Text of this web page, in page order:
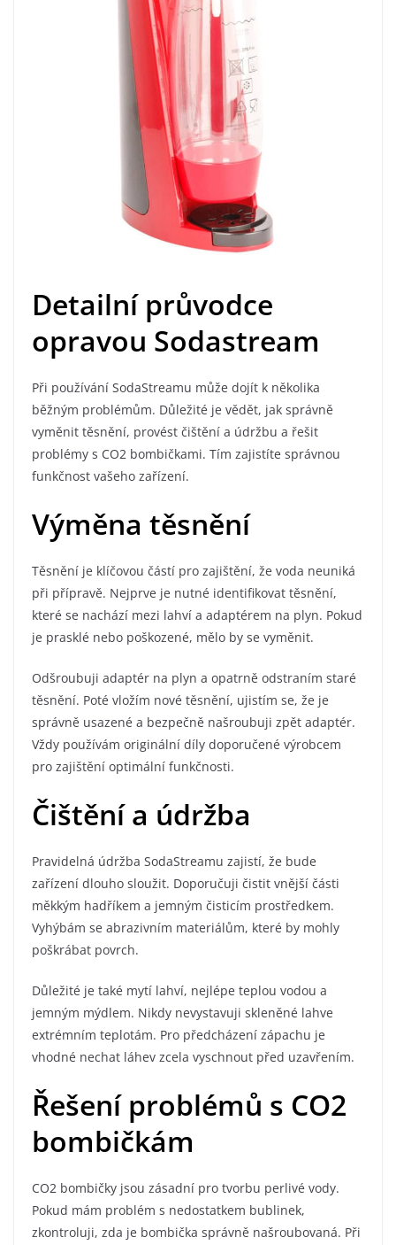
Detailní průvodce
opravou Sodastream
Při používání SodaStreamu může dojít k několika
běžným problémům. Důležité je vědět, jak správně
vyměnit těsnění, provést čištění a údržbu a řešit
problémy s CO2 bombičkami. Tím zajistíte správnou
funkčnost vašeho zařízení.
Výměna těsnění
Těsnění je klíčovou částí pro zajištění, že voda neuniká
při přípravě. Nejprve je nutné identifikovat těsnění,
které se nachází mezi lahví a adaptérem na plyn. Pokud
je prasklé nebo poškozené, mělo by se vyměnit.
Odšroubuji adaptér na plyn a opatrně odstraním staré
těsnění. Poté vložím nové těsnění, ujistím se, že je
správně usazené a bezpečně našroubuji zpět adaptér.
Vždy používám originální díly doporučené výrobcem
pro zajištění optimální funkčnosti.
Čištění a údržba
Pravidelná údržba SodaStreamu zajistí, že bude
zařízení dlouho sloužit. Doporučuji čistit vnější části
měkkým hadříkem a jemným čisticím prostředkem.
Vyhýbám se abrazivním materiálům, které by mohly
poškrábat povrch.
Důležité je také mytí lahví, nejlépe teplou vodou a
jemným mýdlem. Nikdy nevystavuji skleněné lahve
extrémním teplotám. Pro předcházení zápachu je
vhodné nechat láhev zcela vyschnout před uzavřením.
Řešení problémů s CO2
bombičkám
CO2 bombičky jsou zásadní pro tvorbu perlivé vody.
Pokud mám problém s nedostatkem bublinek,
zkontroluji, zda je bombička správně našroubovaná. Při